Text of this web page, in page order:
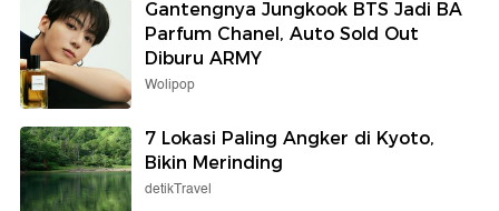
Gantengnya Jungkook BTS Jadi BA
Parfum Chanel, Auto Sold Out
Diburu ARMY
Wolipop
7 Lokasi Paling Angker di Kyoto,
Bikin Merinding
detikTravel